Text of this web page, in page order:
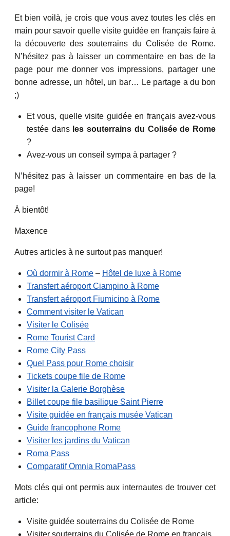
Et bien voilà, je crois que vous avez toutes les clés en
main pour savoir quelle visite guidée en français faire à
la découverte des souterrains du Colisée de Rome.
N’hésitez pas à laisser un commentaire en bas de la
page pour me donner vos impressions, partager une
bonne adresse, un hôtel, un bar… Le partage a du bon
;)
Et vous, quelle visite guidée en français avez-vous
testée dans les souterrains du Colisée de Rome
?
Avez-vous un conseil sympa à partager ?
N’hésitez pas à laisser un commentaire en bas de la
page!
À bientôt!
Maxence
Autres articles à ne surtout pas manquer!
Où dormir à Rome – Hôtel de luxe à Rome
Transfert aéroport Ciampino à Rome
Transfert aéroport Fiumicino à Rome
Comment visiter le Vatican
Visiter le Colisée
Rome Tourist Card
Rome City Pass
Quel Pass pour Rome choisir
Tickets coupe file de Rome
Visiter la Galerie Borghèse
Billet coupe file basilique Saint Pierre
Visite guidée en français musée Vatican
Guide francophone Rome
Visiter les jardins du Vatican
Roma Pass
Comparatif Omnia RomaPass
Mots clés qui ont permis aux internautes de trouver cet
article:
Visite guidée souterrains du Colisée de Rome